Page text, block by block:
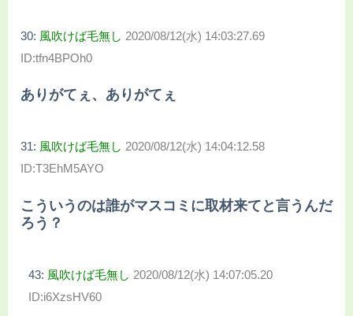
30: 風吹けば毛無し 2020/08/12(水) 14:03:27.69
ID:tfn4BPOh0
ありがてぇ、ありがてぇ
31: 風吹けば毛無し 2020/08/12(水) 14:04:12.58
ID:T3EhM5AYO
こういうのは誰がマスコミに取材来てと言うんだ
ろう？
43: 風吹けば毛無し 2020/08/12(水) 14:07:05.20
ID:i6XzsHV60